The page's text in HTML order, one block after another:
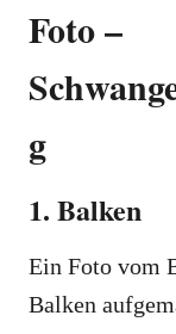
Foto –
g
1. Balken
Ein Foto vom
Balken